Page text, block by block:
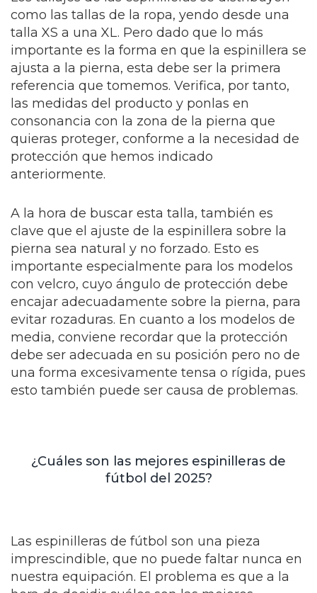
como las tallas de la ropa, yendo desde una
talla XS a una XL. Pero dado que lo más
importante es la forma en que la espinillera se
ajusta a la pierna, esta debe ser la primera
referencia que tomemos. Verifica, por tanto,
las medidas del producto y ponlas en
consonancia con la zona de la pierna que
quieras proteger, conforme a la necesidad de
protección que hemos indicado
anteriormente.
A la hora de buscar esta talla, también es
clave que el ajuste de la espinillera sobre la
pierna sea natural y no forzado. Esto es
importante especialmente para los modelos
con velcro, cuyo ángulo de protección debe
encajar adecuadamente sobre la pierna, para
evitar rozaduras. En cuanto a los modelos de
media, conviene recordar que la protección
debe ser adecuada en su posición pero no de
una forma excesivamente tensa o rígida, pues
esto también puede ser causa de problemas.
¿Cuáles son las mejores espinilleras de
fútbol del 2025?
Las espinilleras de fútbol son una pieza
imprescindible, que no puede faltar nunca en
nuestra equipación. El problema es que a la